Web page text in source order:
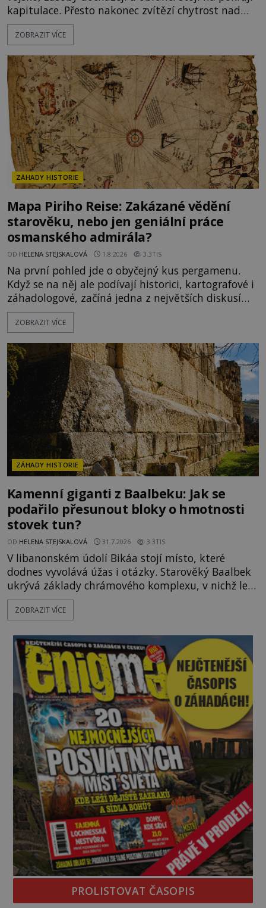
kapitulace. Přesto nakonec zvítězí chytrost nad
hrubou silou. Podle staré německé legendy vypustí
obyvatelé za hradby dobře živeného králíka, aby
dost. Čas pracuje pro obléhatele. Ve městě ubývají
zásoby a každý den znamená další porci strádá
ZOBRAZIT VÍCE
ZÁHADY HISTORIE
Mapa Piriho Reise: Zakázané vědění
starověku, nebo jen geniální práce
osmanského admirála?
OD HELENA STEJSKALOVÁ 1.8.2026 3.3TIS
Na první pohled jde o obyčejný kus pergamenu.
Když se na něj ale podívají historici, kartografové i
záhadologové, začíná jedna z největších diskusí
moderní historie. Osmanský admirál Piri Reis roku
1513 kreslí mapu světa, která překvapuje
ní vidí důkaz ztracené civilizace nebo dokonce
znalost Antarktidy dávno před jejím objevením.
Jiní tvrdí,
ZOBRAZIT VÍCE
ZÁHADY HISTORIE
Kamenní giganti z Baalbeku: Jak se
podařilo přesunout bloky o hmotnosti
stovek tun?
OD HELENA STEJSKALOVÁ 31.7.2026 3.3TIS
V libanonském údolí Bikáa stojí místo, které
dodnes vyvolává úžas i otázky. Starověký Baalbek
ukrývá základy chrámového komplexu, v nichž leží
kameny tak obrovské, že se zdá téměř nemožné je
přesunout. Některé bloky váží kolem tisíce tun,
kolosů dokonce odhadem až 1650 tun. Jak lidé bez
moderních strojů dokázali takové giganty vytesat,
dopravit a přesně u
ZOBRAZIT VÍCE
PROLISTOVAT ČASOPIS